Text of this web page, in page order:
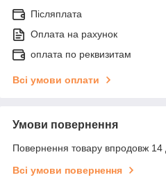
Післяплата
Оплата на рахунок
оплата по реквизитам
Всі умови оплати
Умови повернення
Повернення товару впродовж 14
Всі умови повернення